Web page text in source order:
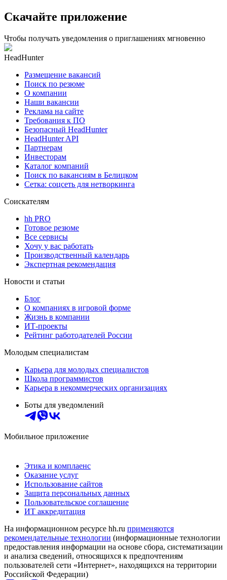
Скачайте приложение
Чтобы получать уведомления о приглашениях мгновенно
HeadHunter
Размещение вакансий
Поиск по резюме
О компании
Наши вакансии
Реклама на сайте
Требования к ПО
Безопасный HeadHunter
HeadHunter API
Партнерам
Инвесторам
Каталог компаний
Поиск по вакансиям в Белицком
Сетка: соцсеть для нетворкинга
Соискателям
hh PRO
Готовое резюме
Все сервисы
Хочу у вас работать
Производственный календарь
Экспертная рекомендация
Новости и статьи
Блог
О компаниях в игровой форме
Жизнь в компании
ИТ-проекты
Рейтинг работодателей России
Молодым специалистам
Карьера для молодых специалистов
Школа программистов
Карьера в некоммерческих организациях
Боты для уведомлений
Мобильное приложение
Этика и комплаенс
Оказание услуг
Использование сайтов
Защита персональных данных
Пользовательское соглашение
ИТ аккредитация
На информационном ресурсе hh.ru применяются
рекомендательные технологии (информационные технологии
предоставления информации на основе сбора, систематизации
и анализа сведений, относящихся к предпочтениям
пользователей сети «Интернет», находящихся на территории
Российской Федерации)